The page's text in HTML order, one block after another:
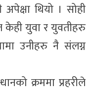
थियो । सोही
केही युवा र युवतीहरु
उनीहरु नै संलग्न
क्रममा प्रहरीले